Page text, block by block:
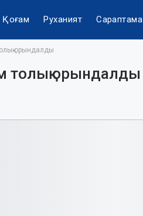
Қоғам Руханият Сараптама
орындалды
толық орындалды